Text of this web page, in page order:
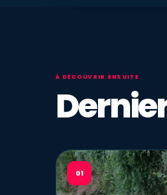
À DÉCOUVRIR ENSUITE
01